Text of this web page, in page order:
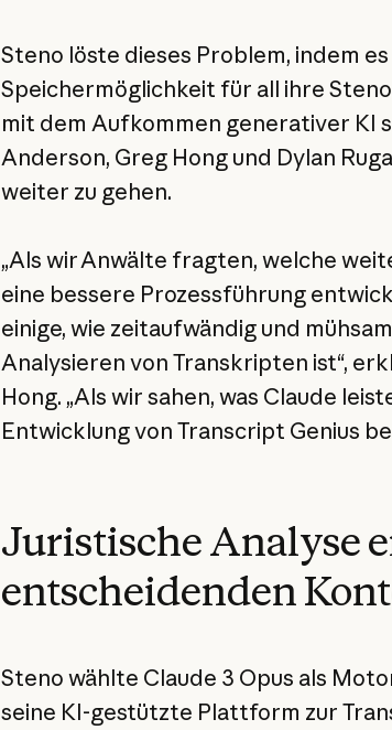
Steno löste dieses Problem, indem
Speichermöglichkeit für all ihre
mit dem Aufkommen generativer KI
Anderson, Greg Hong und Dylan
weiter zu gehen.
„Als wir Anwälte fragten, welche
eine bessere Prozessführung
einige, wie zeitaufwändig und
Analysieren von Transkripten ist“,
Hong. „Als wir sahen, was Claude
Entwicklung von Transcript Genius
Juristische Analyse
entscheidenden
Steno wählte Claude 3 Opus als
seine KI-gestützte Plattform zur